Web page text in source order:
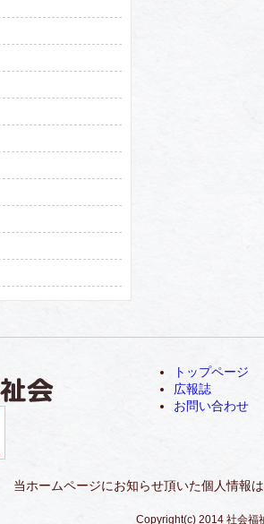
トップページ
広報誌
お問い合わせ
当ホームページにお知らせ頂いた個人情報
Copyright(c) 2014 社会